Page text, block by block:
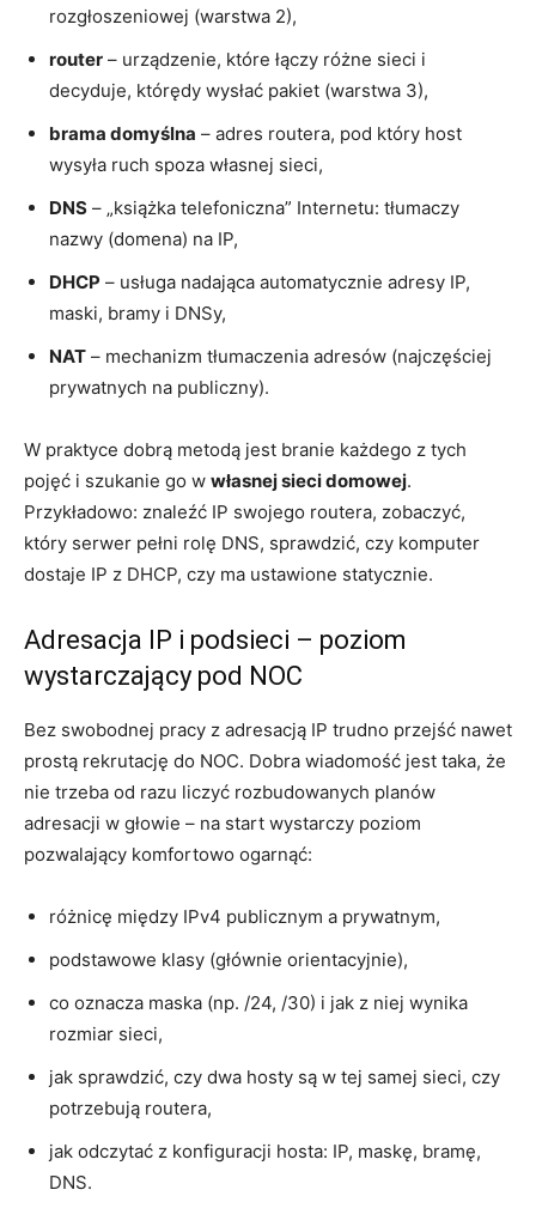
rozgłoszeniowej (warstwa 2),
router – urządzenie, które łączy różne sieci i
decyduje, którędy wysłać pakiet (warstwa 3),
brama domyślna – adres routera, pod który host
wysyła ruch spoza własnej sieci,
DNS – „książka telefoniczna” Internetu: tłumaczy
nazwy (domena) na IP,
DHCP – usługa nadająca automatycznie adresy IP,
maski, bramy i DNSy,
NAT – mechanizm tłumaczenia adresów (najczęściej
prywatnych na publiczny).
W praktyce dobrą metodą jest branie każdego z tych
pojęć i szukanie go w własnej sieci domowej.
Przykładowo: znaleźć IP swojego routera, zobaczyć,
który serwer pełni rolę DNS, sprawdzić, czy komputer
dostaje IP z DHCP, czy ma ustawione statycznie.
Adresacja IP i podsieci – poziom
wystarczający pod NOC
Bez swobodnej pracy z adresacją IP trudno przejść nawet
prostą rekrutację do NOC. Dobra wiadomość jest taka, że
nie trzeba od razu liczyć rozbudowanych planów
adresacji w głowie – na start wystarczy poziom
pozwalający komfortowo ogarnąć:
różnicę między IPv4 publicznym a prywatnym,
podstawowe klasy (głównie orientacyjnie),
co oznacza maska (np. /24, /30) i jak z niej wynika
rozmiar sieci,
jak sprawdzić, czy dwa hosty są w tej samej sieci, czy
potrzebują routera,
jak odczytać z konfiguracji hosta: IP, maskę, bramę,
DNS.